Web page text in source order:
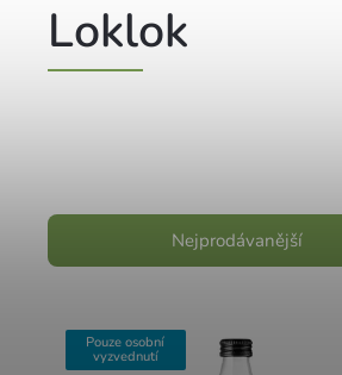
Loklok
Nejprodávanější
Pouze osobní
vyzvednutí